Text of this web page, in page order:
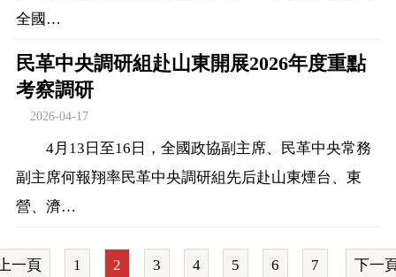
全國…
民革中央調研組赴山東開展2026年度重點
考察調研
2026-04-17
4月13日至16日，全國政協副主席、民革中央常務
副主席何報翔率民革中央調研組先后赴山東煙台、東
營、濟…
一頁 1 2 3 4 5 6 7 下一